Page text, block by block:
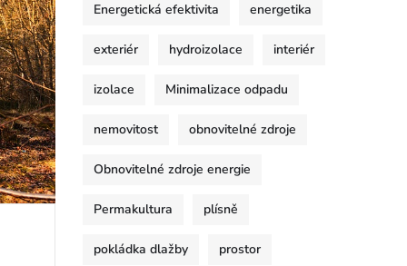
Energetická efektivita energetika
exteriér hydroizolace interiér
izolace Minimalizace odpadu
nemovitost obnovitelné zdroje
Obnovitelné zdroje energie
Permakultura plísně
pokládka dlažby prostor